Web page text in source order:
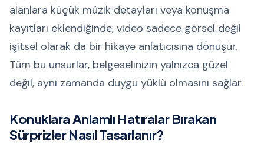
alanlara küçük müzik detayları veya konuşma
kayıtları eklendiğinde, video sadece görsel değil
işitsel olarak da bir hikaye anlatıcısına dönüşür.
Tüm bu unsurlar, belgeselinizin yalnızca güzel
değil, aynı zamanda duygu yüklü olmasını sağlar.
Konuklara Anlamlı Hatıralar Bırakan
Sürprizler Nasıl Tasarlanır?